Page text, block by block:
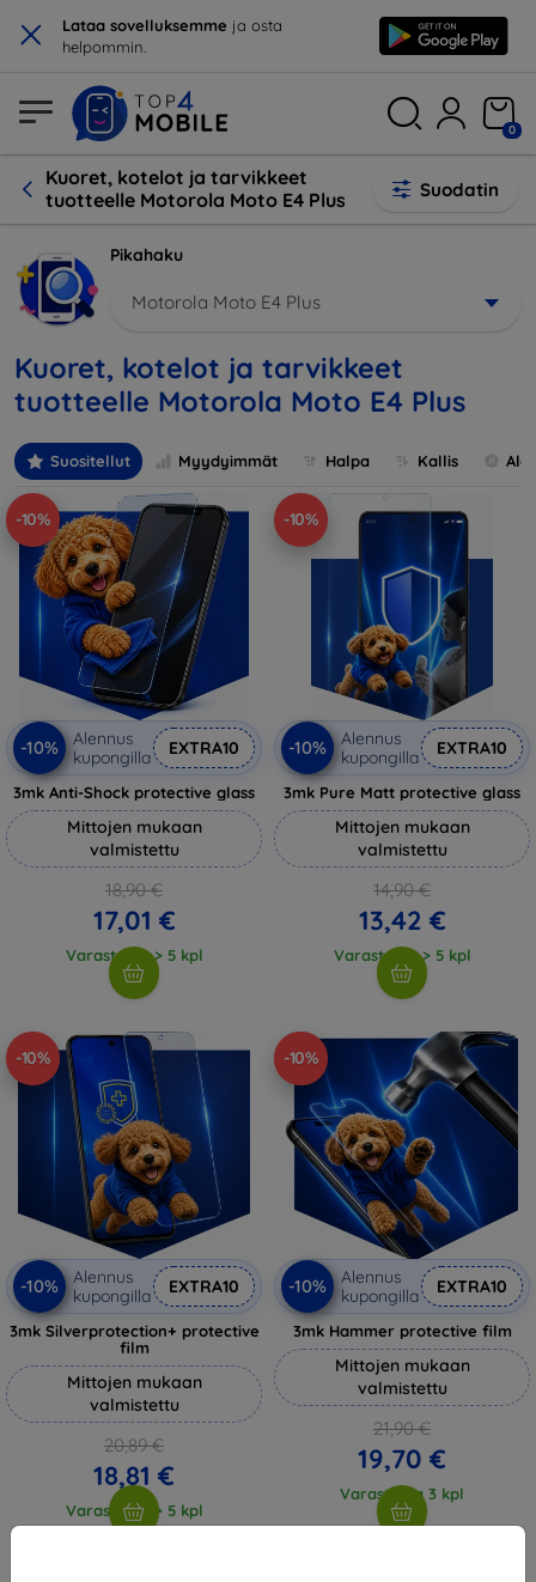
× Lataa sovelluksemme ja osta
helpommin.
0
Kuoret, kotelot ja tarvikkeet
tuotteelle Motorola Moto E4 Plus
Suodatin
Pikahaku
Motorola Moto E4 Plus
Kuoret, kotelot ja tarvikkeet
tuotteelle Motorola Moto E4 Plus
Suositellut Myydyimmät Halpa Kallis
-10%
-10%
Alennus
kupongilla
EXTRA10
3mk Anti-Shock protective glass
Mittojen mukaan
valmistettu
18,90 €
17,01 €
Varastossa > 5 kpl
-10%
-10%
Alennus
kupongilla
EXTRA10
3mk Pure Matt protective glass
Mittojen mukaan
valmistettu
14,90 €
13,42 €
Varastossa > 5 kpl
-10%
-10%
Alennus
kupongilla
EXTRA10
3mk Silverprotection+ protective
film
Mittojen mukaan
valmistettu
20,89 €
18,81 €
Varastossa > 5 kpl
-10%
-10%
Alennus
kupongilla
EXTRA10
3mk Hammer protective film
Mittojen mukaan
valmistettu
21,90 €
19,70 €
Varastossa 3 kpl